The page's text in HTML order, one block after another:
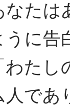
なたは
うに告
わた
人であ